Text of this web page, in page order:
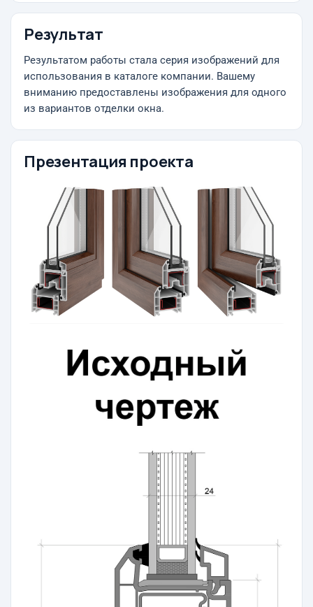
Результат
Результатом работы стала серия изображений для
использования в каталоге компании. Вашему
вниманию предоставлены изображения для одного
из вариантов отделки окна.
Презентация проекта